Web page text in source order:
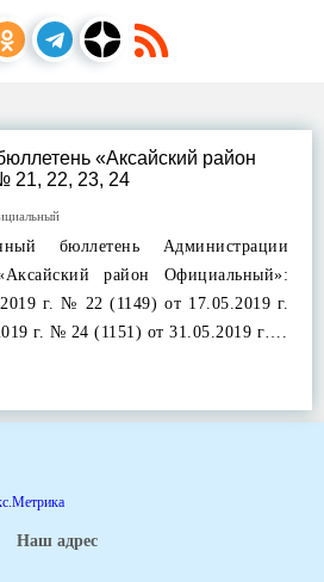
«Аксайский район
22, 23, 24
бюллетень Администрации
район Официальный»:
г. № 22 (1149) от 17.05.2019 г.
г. № 24 (1151) от 31.05.2019 г….
Наш адрес